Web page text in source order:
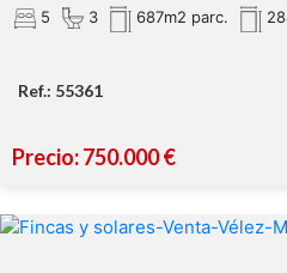
Baño completo
Tres dormitorios
5 3 687m2 parc.
Ref.: 55361
Precio: 750.000 €